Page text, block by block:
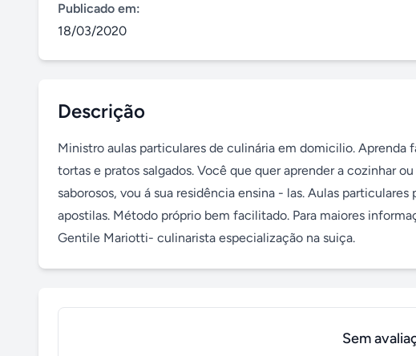
Publicado em:
18/03/2020
Descrição
Ministro aulas particulares de culinária em domicilio. Aprenda
tortas e pratos salgados. Você que quer aprender a cozinhar
saborosos, vou á sua residência ensina - las. Aulas
apostilas. Método próprio bem facilitado. Para maiores
Gentile Mariotti- culinarista especialização na suiça.
Sem